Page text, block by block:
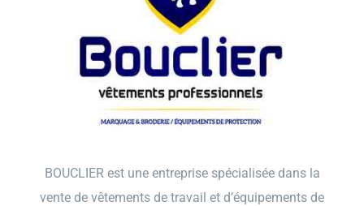
BOUCLIER est une entreprise spécialisée dans la
vente de vêtements de travail et d’équipements de